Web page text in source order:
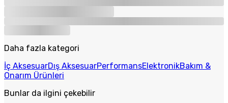
Daha fazla kategori
İç AksesuarDış AksesuarPerformansElektronikBakım &
Onarım Ürünleri
Bunlar da ilgini çekebilir